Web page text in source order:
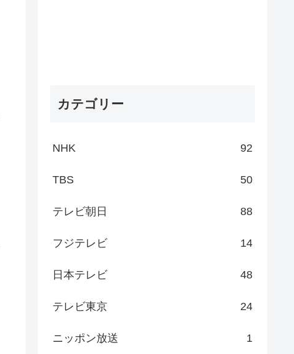
カテゴリー
NHK 92
TBS 50
テレビ朝日 88
フジテレビ 14
日本テレビ 48
テレビ東京 24
ニッポン放送 1